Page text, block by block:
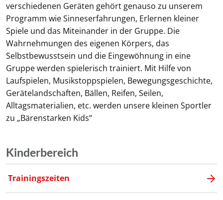
verschiedenen Geräten gehört genauso zu unserem
Programm wie Sinneserfahrungen, Erlernen kleiner
Spiele und das Miteinander in der Gruppe. Die
Wahrnehmungen des eigenen Körpers, das
Selbstbewusstsein und die Eingewöhnung in eine
Gruppe werden spielerisch trainiert. Mit Hilfe von
Laufspielen, Musikstoppspielen, Bewegungsgeschichte,
Gerätelandschaften, Bällen, Reifen, Seilen,
Alltagsmaterialien, etc. werden unsere kleinen Sportler
zu „Bärenstarken Kids“
Kinderbereich
Trainingszeiten